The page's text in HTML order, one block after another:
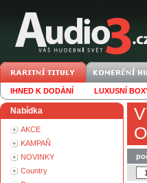
IHNED K DODÁNÍ LUXUSNÍ
Nabídka
AKCE
KAMPAŇ
NOVINKY
Country